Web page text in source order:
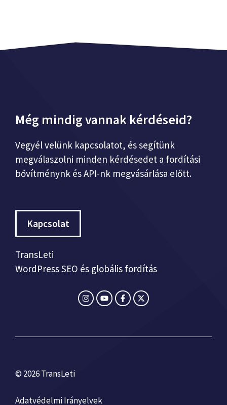
Még mindig vannak kérdéseid?
Vegyél velünk kapcsolatot, és segítünk
megválaszolni minden kérdésedet a fordítási
bővítménynk és API-nk megvásárlása előtt.
Kapcsolat
TransLeti
WordPress SEO és globális fordítás
© 2026 TransLeti
Adatvédelmi Irányelvek